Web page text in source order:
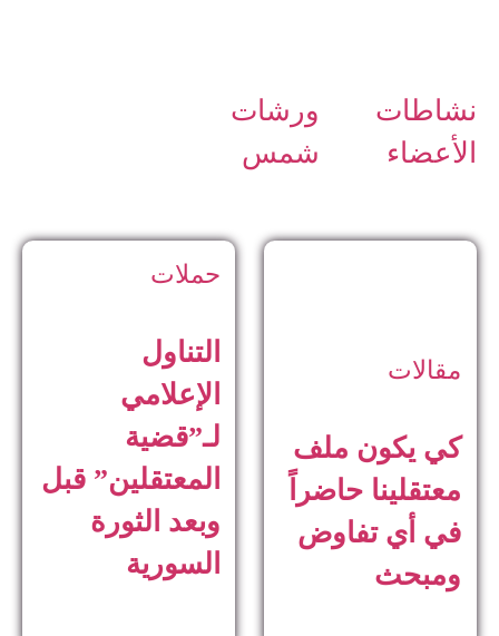
نشاطات
الأعضاء
ورشات
شمس
مقالات
كي يكون ملف
معتقلينا حاضراً
في أي تفاوض
ومبحث
حملات
التناول
الإعلامي
لـ”قضية
المعتقلين” قبل
وبعد الثورة
السورية